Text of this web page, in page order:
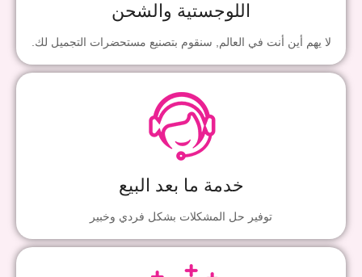
اللوجستية والشحن
لا يهم أين أنت في العالم, سنقوم بتصنيع مستحضرات التجميل لك.
خدمة ما بعد البيع
توفير حل المشكلات بشكل فردي وخبير